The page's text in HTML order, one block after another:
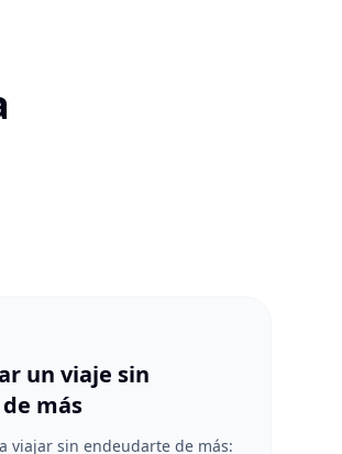
un viaje sin
más
viajar sin endeudarte de más: